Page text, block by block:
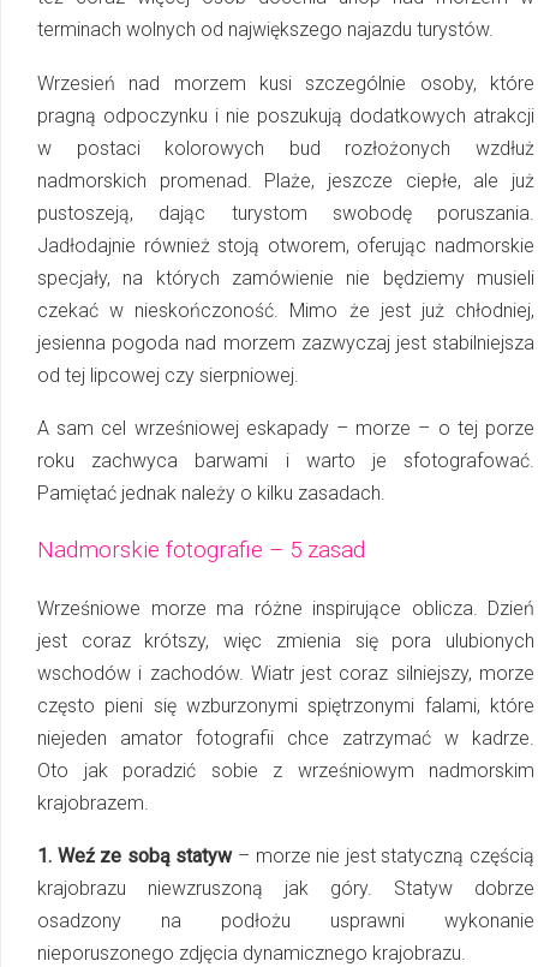
terminach wolnych od największego najazdu turystów.
Wrzesień nad morzem kusi szczególnie osoby, które
pragną odpoczynku i nie po­szu­ku­ją dodatkowych atrakcji
w postaci kolorowych bud rozłożonych wzdłuż
nadmorskich promenad. Plaże, jeszcze ciepłe, ale już
pustoszeją, dając turystom swobodę poruszania.
Jadłodajnie również stoją otworem, oferując nadmorskie
specjały, na których zamówienie nie będziemy musieli
czekać w nieskończoność. Mimo że jest już chłodniej,
jesienna pogoda nad morzem zazwyczaj jest stabilniejsza
od tej lipcowej czy sierpniowej.
A sam cel wrześniowej eskapady – morze – o tej porze
roku zachwyca barwami i warto je sfotografować.
Pamiętać jednak należy o kilku zasadach.
Nadmorskie fotografie – 5 zasad
Wrześniowe morze ma różne inspirujące oblicza. Dzień
jest coraz krótszy, więc zmienia się pora ulubionych
wschodów i zachodów. Wiatr jest coraz silniejszy, morze
często pieni się wzburzonymi spiętrzonymi falami, które
niejeden amator fotografii chce zatrzymać w kadrze.
Oto jak poradzić sobie z wrześniowym nadmorskim
krajobrazem.
1. Weź ze sobą statyw– morze nie jest statyczną częścią
krajobrazu niewzruszoną jak góry. Statyw dobrze
osadzony na podłożu usprawni wykonanie
nieporuszonego zdjęcia dynamicznego krajobrazu.